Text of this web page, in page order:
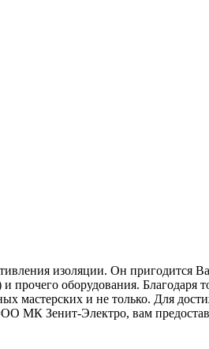
изоляции. Он пригодится
прочего оборудования.
мастерских и не только. Для
Зенит-Электро, вам